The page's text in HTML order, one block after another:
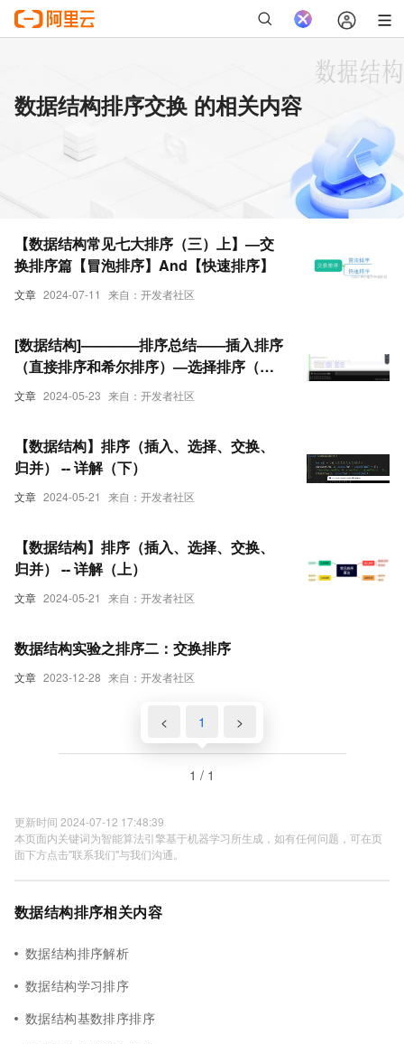
数据结构排序交换 的相关内容
文章 2024-07-11 来自：开发者社区
【数据结构常见七大排序（三）上】—交
换排序篇【冒泡排序】And【快速排序】
文章 2024-05-23 来自：开发者社区
[数据结构]————排序总结——插入排序
（直接排序和希尔排序）—选择排序（选
择排序和堆排序）-交换排序（冒泡排序和
文章 2024-05-21 来自：开发者社区
【数据结构】排序（插入、选择、交换、
归并） -- 详解（下）
文章 2024-05-21 来自：开发者社区
【数据结构】排序（插入、选择、交换、
归并） -- 详解（上）
文章 2023-12-28 来自：开发者社区
数据结构实验之排序二：交换排序
< 1 >
1 / 1
更新时间 2024-07-12 17:48:39
本页面内关键词为智能算法引擎基于机器学习所生成，如有任何问题，可在页
面下方点击"联系我们"与我们沟通。
数据结构排序相关内容
数据结构排序解析
数据结构学习排序
数据结构基数排序排序